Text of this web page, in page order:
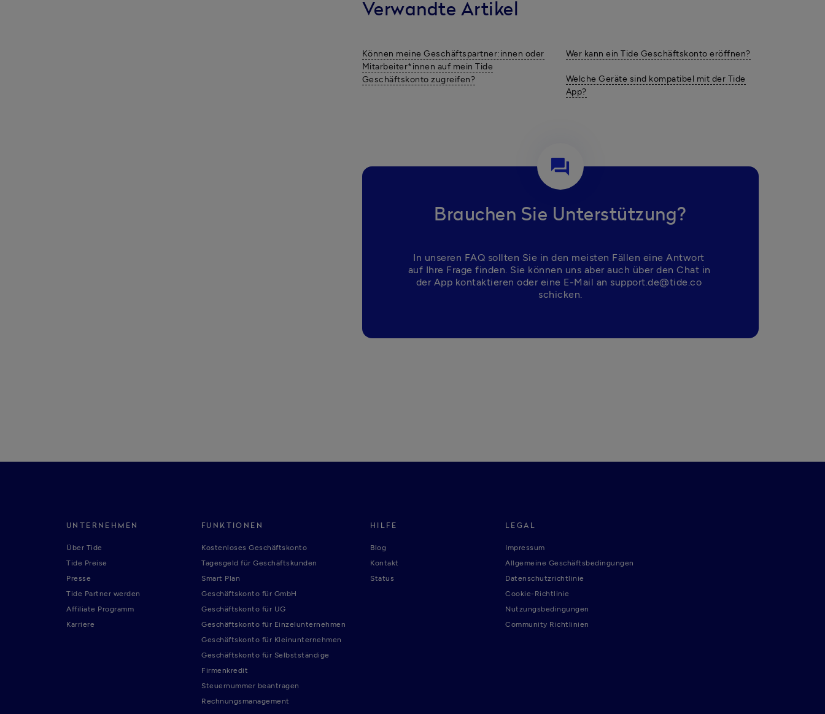
Verwandte Artikel
Können meine Geschäftspartner:innen oder
Mitarbeiter*innen auf mein Tide
Geschäftskonto zugreifen?
Wer kann ein Tide Geschäftskonto eröffnen?
Welche Geräte sind kompatibel mit der Tide
App?
question_answer
Brauchen Sie Unterstützung?
In unseren FAQ sollten Sie in den meisten Fällen eine Antwort
auf Ihre Frage finden. Sie können uns aber auch über den Chat in
der App kontaktieren oder eine E-Mail an support.de@tide.co
schicken.
UNTERNEHMEN
Über Tide
Tide Preise
Presse
Tide Partner werden
Affiliate Programm
Karriere
FUNKTIONEN
Kostenloses Geschäftskonto
Tagesgeld für Geschäftskunden
Smart Plan
Geschäftskonto für GmbH
Geschäftskonto für UG
Geschäftskonto für Einzelunternehmen
Geschäftskonto für Kleinunternehmen
Geschäftskonto für Selbstständige
Firmenkredit
Steuernummer beantragen
Rechnungsmanagement
HILFE
Blog
Kontakt
Status
LEGAL
Impressum
Allgemeine Geschäftsbedingungen
Datenschutzrichtlinie
Cookie-Richtlinie
Nutzungsbedingungen
Community Richtlinien